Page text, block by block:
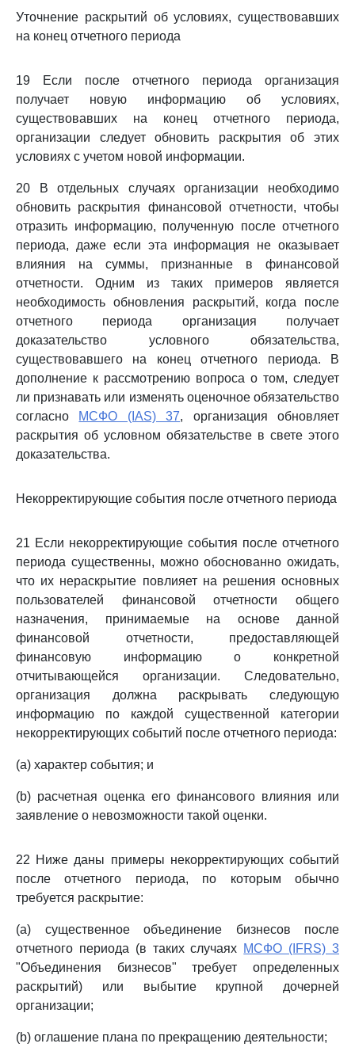
Уточнение раскрытий об условиях, существовавших
на конец отчетного периода
19 Если после отчетного периода организация
получает новую информацию об условиях,
существовавших на конец отчетного периода,
организации следует обновить раскрытия об этих
условиях с учетом новой информации.
20 В отдельных случаях организации необходимо
обновить раскрытия финансовой отчетности, чтобы
отразить информацию, полученную после отчетного
периода, даже если эта информация не оказывает
влияния на суммы, признанные в финансовой
отчетности. Одним из таких примеров является
необходимость обновления раскрытий, когда после
отчетного периода организация получает
доказательство условного обязательства,
существовавшего на конец отчетного периода. В
дополнение к рассмотрению вопроса о том, следует
ли признавать или изменять оценочное обязательство
согласно МСФО (IAS) 37, организация обновляет
раскрытия об условном обязательстве в свете этого
доказательства.
Некорректирующие события после отчетного периода
21 Если некорректирующие события после отчетного
периода существенны, можно обоснованно ожидать,
что их нераскрытие повлияет на решения основных
пользователей финансовой отчетности общего
назначения, принимаемые на основе данной
финансовой отчетности, предоставляющей
финансовую информацию о конкретной
отчитывающейся организации. Следовательно,
организация должна раскрывать следующую
информацию по каждой существенной категории
некорректирующих событий после отчетного периода:
(a) характер события; и
(b) расчетная оценка его финансового влияния или
заявление о невозможности такой оценки.
22 Ниже даны примеры некорректирующих событий
после отчетного периода, по которым обычно
требуется раскрытие:
(a) существенное объединение бизнесов после
отчетного периода (в таких случаях МСФО (IFRS) 3
"Объединения бизнесов" требует определенных
раскрытий) или выбытие крупной дочерней
организации;
(b) оглашение плана по прекращению деятельности;